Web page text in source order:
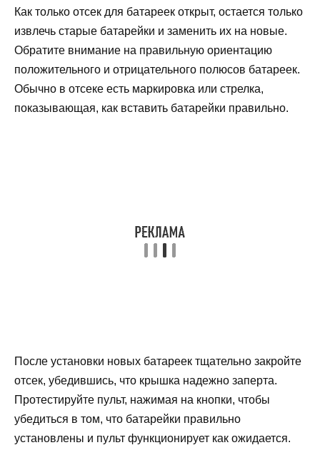
Как только отсек для батареек открыт, остается только
извлечь старые батарейки и заменить их на новые.
Обратите внимание на правильную ориентацию
положительного и отрицательного полюсов батареек.
Обычно в отсеке есть маркировка или стрелка,
показывающая, как вставить батарейки правильно.
После установки новых батареек тщательно закройте
отсек, убедившись, что крышка надежно заперта.
Протестируйте пульт, нажимая на кнопки, чтобы
убедиться в том, что батарейки правильно
установлены и пульт функционирует как ожидается.